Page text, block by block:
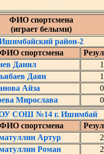
ФИО спортсмена
(играет белыми)
район-2
ФИО спортсмена
Данил
1
Даян
1
Айза
0
Мирослава 0
СОШ №14 г. Ишимбай
ФИО спортсмена
Артур
2
Роман
2